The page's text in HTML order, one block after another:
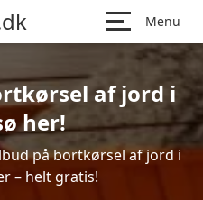
Menu
af jord i
her!
på bortkørsel af jord i
– helt gratis!